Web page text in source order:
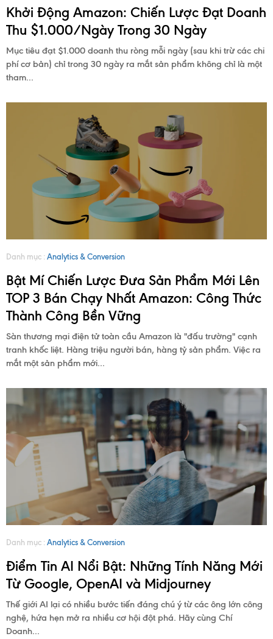
Khởi Động Amazon: Chiến Lược Đạt Doanh
Thu $1.000/Ngày Trong 30 Ngày
Mục tiêu đạt $1.000 doanh thu ròng mỗi ngày (sau khi trừ các chi
phí cơ bản) chỉ trong 30 ngày ra mắt sản phẩm không chỉ là một
tham...
Danh mục : Analytics & Conversion
Bật Mí Chiến Lược Đưa Sản Phẩm Mới Lên
TOP 3 Bán Chạy Nhất Amazon: Công Thức
Thành Công Bền Vững
Sàn thương mại điện tử toàn cầu Amazon là "đấu trường" cạnh
tranh khốc liệt. Hàng triệu người bán, hàng tỷ sản phẩm. Việc ra
mắt một sản phẩm mới...
Danh mục : Analytics & Conversion
Điểm Tin AI Nổi Bật: Những Tính Năng Mới
Từ Google, OpenAI và Midjourney
Thế giới AI lại có nhiều bước tiến đáng chú ý từ các ông lớn công
nghệ, hứa hẹn mở ra nhiều cơ hội đột phá. Hãy cùng Chí
Doanh...